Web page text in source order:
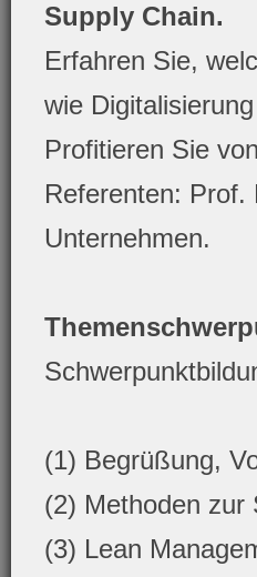
Supply Chain.
Erfahren Sie,
wie
Profitieren Sie
Referenten:
Unternehmen.
(1) Begrüßung,
(2) Methoden zur
(3) Lean